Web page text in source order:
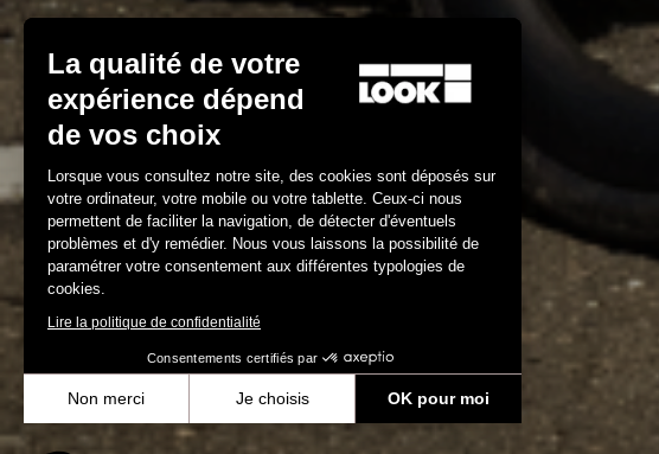
La qualité de votre
expérience dépend
de vos choix
Lorsque vous consultez notre site, des cookies sont déposés sur
votre ordinateur, votre mobile ou votre tablette. Ceux-ci nous
permettent de faciliter la navigation, de détecter d'éventuels
problèmes et d'y remédier. Nous vous laissons la possibilité de
paramétrer votre consentement aux différentes typologies de
cookies.
Lire la politique de confidentialité
Consentements certifiés par
Non merci Je choisis
OK pour moi
Axeptio consent
Plateforme de Gestion du Consentement : Personnalisez vos Options